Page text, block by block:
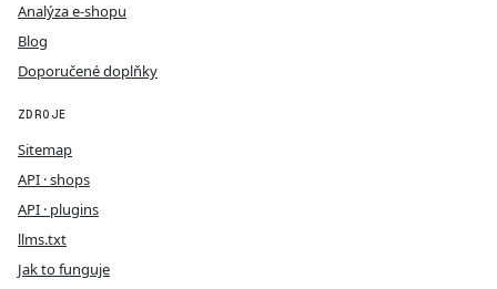
Analýza e-shopu
Blog
Doporučené doplňky
ZDROJE
Sitemap
API · shops
API · plugins
llms.txt
Jak to funguje